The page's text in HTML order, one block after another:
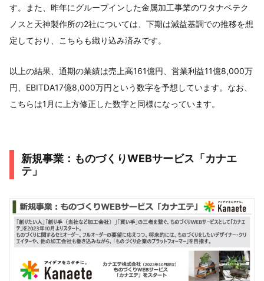
す。また、昨年にグループインした金属加工事業のワタナベテク
ノスと天神製作所の2社については、下期は減益基調での推移を想
定しており、こちらも織り込み済みです。
以上の結果、通期の業績は売上高161億円、営業利益11億8,000万
円、EBITDA17億8,000万円という数字を予想しています。なお、
こちらは1月に上方修正した数字と同様になっています。
新規事業：ものづくりWEBサービス「カナエ
テ」